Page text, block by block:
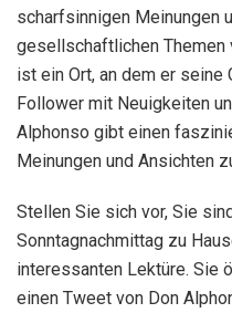
scharfsinnigen Meinungen
gesellschaftlichen
ist ein Ort, an dem er seine
Follower mit Neuigkeiten
Alphonso gibt einen
Meinungen und Ansichten
Stellen Sie sich vor, Sie
Sonntagnachmittag zu
interessanten Lektüre. Sie
einen Tweet von Don